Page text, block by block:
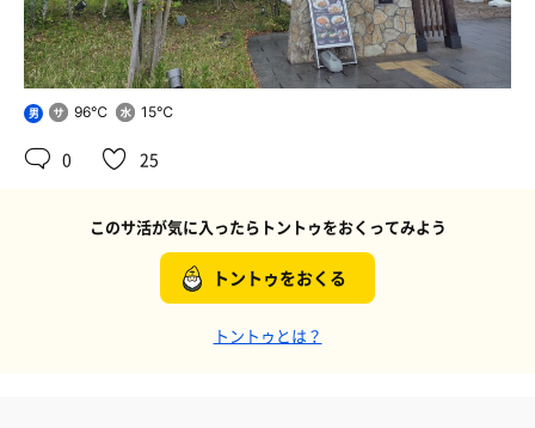
男 96℃ 15℃
0 25
このサ活が気に入ったらトントゥをおくってみよう
トントゥをおくる
トントゥとは？